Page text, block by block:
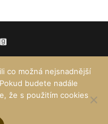
co možná nejsnadnější
budete nadále
že s použitím cookies